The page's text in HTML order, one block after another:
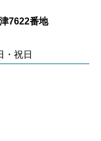
7622番地
・祝日